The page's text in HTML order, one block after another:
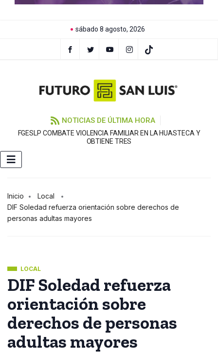
sábado 8 agosto, 2026
NOTICIAS DE ÚLTIMA HORA
FGESLP COMBATE VIOLENCIA FAMILIAR EN LA HUASTECA Y
OBTIENE TRES
Inicio
Local
DIF Soledad refuerza orientación sobre derechos de
personas adultas mayores
LOCAL
DIF Soledad refuerza
orientación sobre
derechos de personas
adultas mayores